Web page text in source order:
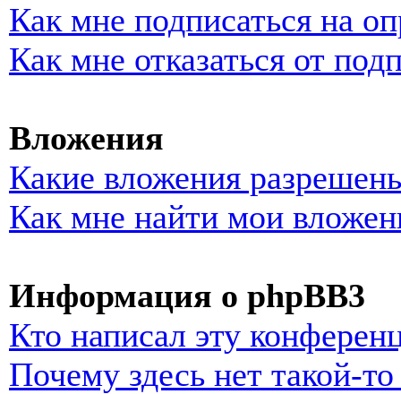
Как мне подписаться на
Как мне отказаться от
Вложения
Какие вложения
Как мне найти мои
Информация о phpBB3
Кто написал эту
Почему здесь нет такой-